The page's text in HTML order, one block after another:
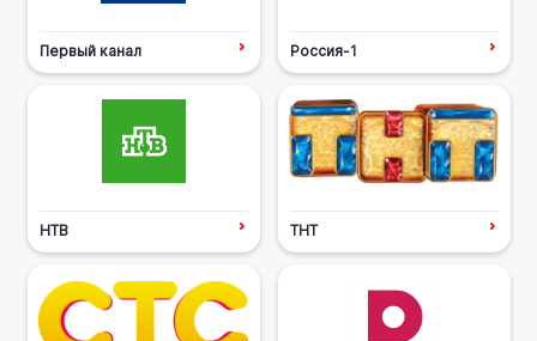
Первый канал Россия-1
НТВ ТНТ